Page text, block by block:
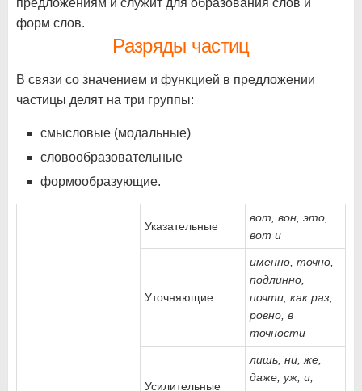
предложениям и служит для образования слов и
форм слов.
Разряды частиц
В связи со значением и функцией в предложении
частицы делят на три группы:
смысловые (модальные)
словообразовательные
формообразующие.
Указательные
вот, вон, это,
вот и
Уточняющие
именно, точно,
подлинно,
почти, как раз,
ровно, в
точности
Усилительные
лишь, ни, же,
даже, уж, и,